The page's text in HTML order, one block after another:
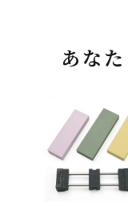
あな